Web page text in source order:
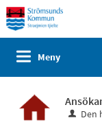
Meny
Den